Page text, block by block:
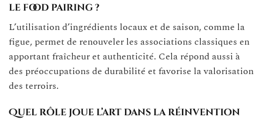
le food pairing ?
L’utilisation d’ingrédients locaux et de saison, comme la
figue, permet de renouveler les associations classiques en
apportant fraîcheur et authenticité. Cela répond aussi à
des préoccupations de durabilité et favorise la valorisation
des terroirs.
Quel rôle joue l’art dans la réinvention